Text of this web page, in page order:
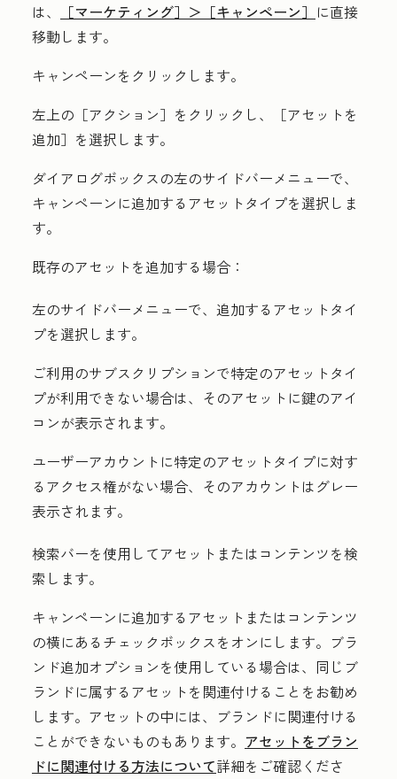
は、
［マーケティング］＞ ［キャンペーン］ に直接
移動します。
キャンペーンをクリックします。
左上の ［アクション］をクリックし、
［アセットを
追加］を選択します。
ダイアログボックスの左のサイドバーメニューで、
キャンペーンに追加するアセットタイプを選択しま
す。
既存のアセットを追加する場合：
左のサイドバーメニューで、追加するアセットタイ
プを選択します。
ご利用のサブスクリプションで特定のアセットタイ
プが利用できない場合は、そのアセットに鍵のアイ
コンが表示されます。
ユーザーアカウントに特定のアセットタイプに対す
るアクセス権がない場合、そのアカウントはグレー
表示されます。
検索バーを使用してアセットまたはコンテンツを検
索します。
キャンペーンに追加するアセットまたはコンテンツ
の横にあるチェックボックスをオンにします。ブラ
ンド追加オプションを使用している場合は、同じブ
ランドに属するアセットを関連付けることをお勧め
します。アセットの中には、ブランドに関連付ける
ことができないものもあります。 アセットをブラン
ドに関連付ける方法について詳細をご確認くださ